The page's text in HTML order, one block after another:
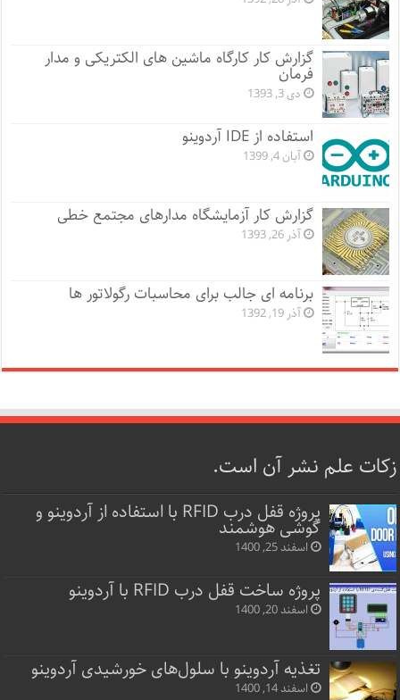
گزارش کار کارگاه ماشین های الکتریکی و مدار
فرمان
دی 3, 1393
استفاده از IDE آردوینو
آبان 4, 1399
گزارش کار آزمایشگاه مدارهای مجتمع خطی
آذر 26, 1393
برنامه ای جالب برای محاسبات رگولاتور ها
آذر 19, 1392
زکات علم نشر آن است.
پروژه قفل‌ درب RFID با استفاده از آردوینو و
گوشی هوشمند
اسفند 25, 1400
پروژه ساخت قفل‌ درب RFID با آردوینو
اسفند 20, 1400
تغذیه آردوینو با سلول‌های خورشیدی آردوینو
اسفند 14, 1400